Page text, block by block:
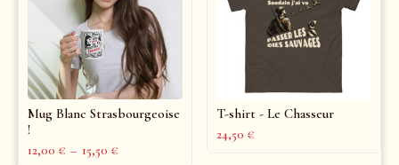
Mug Blanc Strasbourgeoise
!
12,00 € – 15,50 €
T-shirt - Le Chasseur
24,50 €